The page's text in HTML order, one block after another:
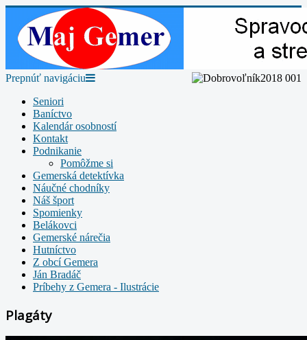
Prepnúť navigáciu
Seniori
Baníctvo
Kalendár osobností
Kontakt
Podnikanie
Pomôžme si
Gemerská detektívka
Náučné chodníky
Náš šport
Spomienky
Belákovci
Gemerské nárečia
Hutníctvo
Z obcí Gemera
Ján Bradáč
Príbehy z Gemera - Ilustrácie
Plagáty